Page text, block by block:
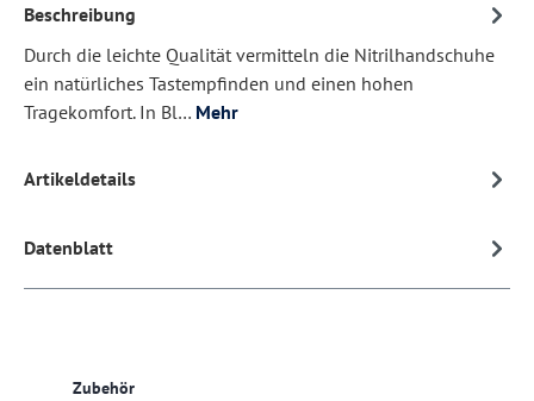
Beschreibung
Durch die leichte Qualität vermitteln die Nitrilhandschuhe
ein natürliches Tastempfinden und einen hohen
Tragekomfort. In Bl… Mehr
Artikeldetails
Datenblatt
Produktgalerie überspringen
Zubehör